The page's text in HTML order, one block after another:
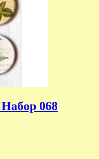
068